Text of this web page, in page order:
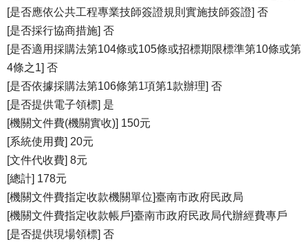
[是否應依公共工程專業技師簽證規則實施技師簽證] 否
[是否採行協商措施] 否
[是否適用採購法第104條或105條或招標期限標準第10條或第
4條之1] 否
[是否依據採購法第106條第1項第1款辦理] 否
[是否提供電子領標] 是
[機關文件費(機關實收)] 150元
[系統使用費] 20元
[文件代收費] 8元
[總計] 178元
[機關文件費指定收款機關單位]臺南市政府民政局
[機關文件費指定收款帳戶]臺南市政府民政局代辦經費專戶
[是否提供現場領標] 否